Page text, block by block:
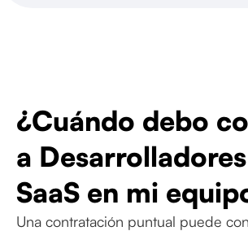
¿Cuándo debo
a
SaaS en mi
Una contratación puntual puede